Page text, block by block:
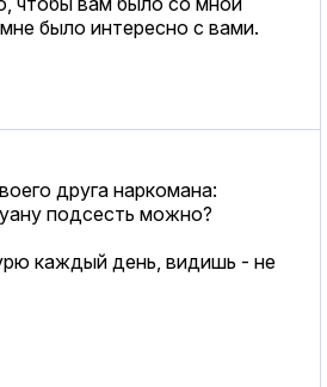
было интересно с вами.
друга наркомана:
подсесть можно?
каждый день, видишь - не